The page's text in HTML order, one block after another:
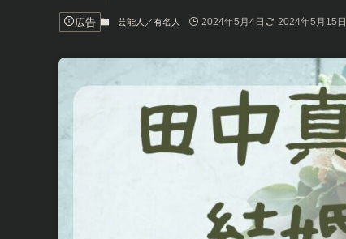
広告 芸能人／有名人 2024年5月4日 2024年5月15日